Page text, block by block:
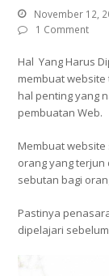
November 12,
1 Comment
Hal Yang Harus
membuat
hal penting yang
pembuatan Web.
Membuat
orang yang terjun
sebutan bagi
Pastinya
dipelajari